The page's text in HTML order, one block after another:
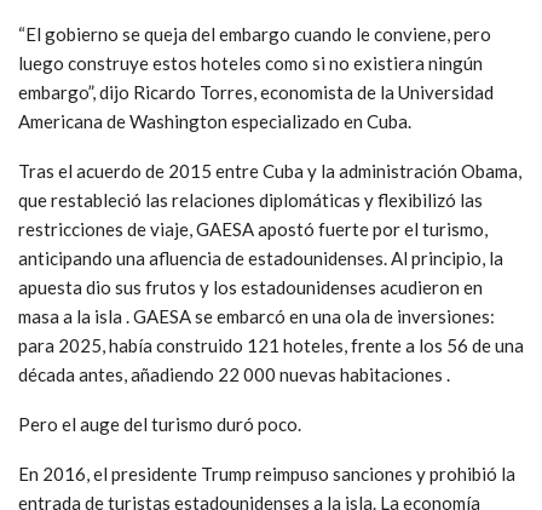
“El gobierno se queja del embargo cuando le conviene, pero
luego construye estos hoteles como si no existiera ningún
embargo”, dijo Ricardo Torres, economista de la Universidad
Americana de Washington especializado en Cuba.
Tras el acuerdo de 2015 entre Cuba y la administración Obama,
que restableció las relaciones diplomáticas y flexibilizó las
restricciones de viaje, GAESA apostó fuerte por el turismo,
anticipando una afluencia de estadounidenses. Al principio, la
apuesta dio sus frutos y los estadounidenses acudieron en
masa a la isla . GAESA se embarcó en una ola de inversiones:
para 2025, había construido 121 hoteles, frente a los 56 de una
década antes, añadiendo 22 000 nuevas habitaciones .
Pero el auge del turismo duró poco.
En 2016, el presidente Trump reimpuso sanciones y prohibió la
entrada de turistas estadounidenses a la isla. La economía